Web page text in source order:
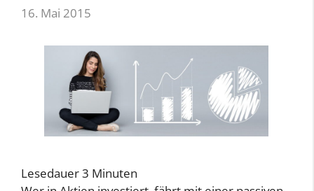
16. Mai 2015
Lesedauer3 Minuten